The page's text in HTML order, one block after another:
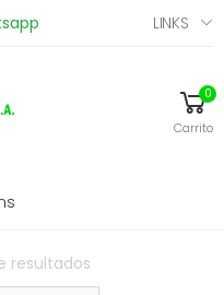
LINKS
0
Carrito
resultados